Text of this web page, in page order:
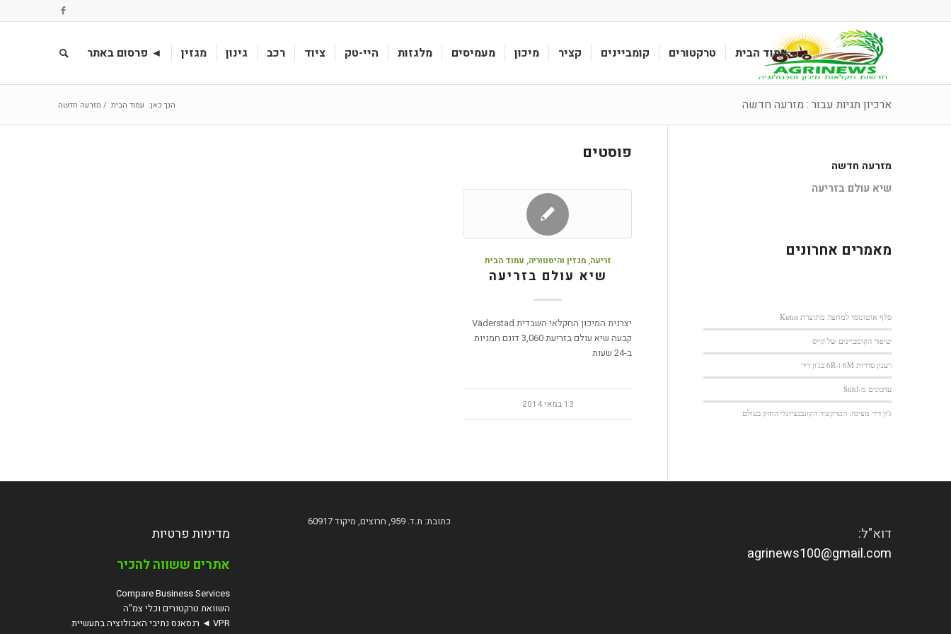
עמוד הבית טרקטורים קומביינים קציר מיכון מעמיסים מלגזות היי-טק ציוד רכב גינון מגזין ◄ פרסום באתר
ארכיון תגיות עבור : מזרעה חדשה הנך כאן: עמוד הבית / מזרעה חדשה
פוסטים
זריעה,מגזין והיסטוריה, עמוד הבית
שיא עולם בזריעה
יצרנית המיכון החקלאי השבדית Väderstad
קבעה שיא עולם בזריעת 3,060 דונם חמניות
ב-24 שעות
13 במאי 2014
מזרעה חדשה
שיא עולם בזריעה
מאמרים אחרונים
סלף אוטונומי למחצה מתוצרת Kuhn
שיפור הקומביינים של קייס
רענון סדרות 6M ו-6R בג'ון דיר
עדכונים מ-Stihl
ג'ון דיר מציגה: הטרקטור הקונבנציונלי החזק בעולם
דוא"ל:
agrinews100@gmail.com
כתובת: ת.ד. 959, חרוצים, מיקוד 60917
מדיניות פרטיות
אתרים ששווה להכיר
Compare Business Services
השוואת טרקטורים וכלי צמ"ה
VPR ◄ רנסאנס נתיבי האבולוציה בתעשיית